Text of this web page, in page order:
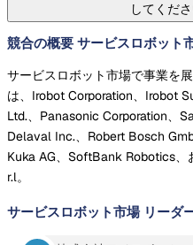
してくだ
競合の概要 サービスロボット
サービスロボット市場で事業を
は、Irobot Corporation、Irobot
Ltd.、Panasonic Corporation、
Delaval Inc.、Robert Bosch
Kuka AG、SoftBank Robotics
r.l。
サービスロボット市場 リーダ